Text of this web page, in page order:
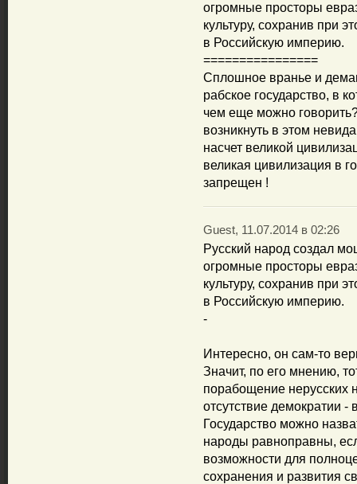
огромные просторы
культуру, сохранив при
в Российскую империю.
================
Сплошное вранье и
рабское государство, в
чем еще можно
возникнуть в этом
насчет великой
великая цивилизация в
запрещен !
Guest, 11.07.2014 в 02:26
Русский народ создал
огромные просторы
культуру, сохранив при
в Российскую империю.
-
Интересно, он сам-то
Значит, по его мнению,
порабощение нерусских
отсутствие демократии -
Государство можно
народы равноправны,
возможности для
сохранения и развития